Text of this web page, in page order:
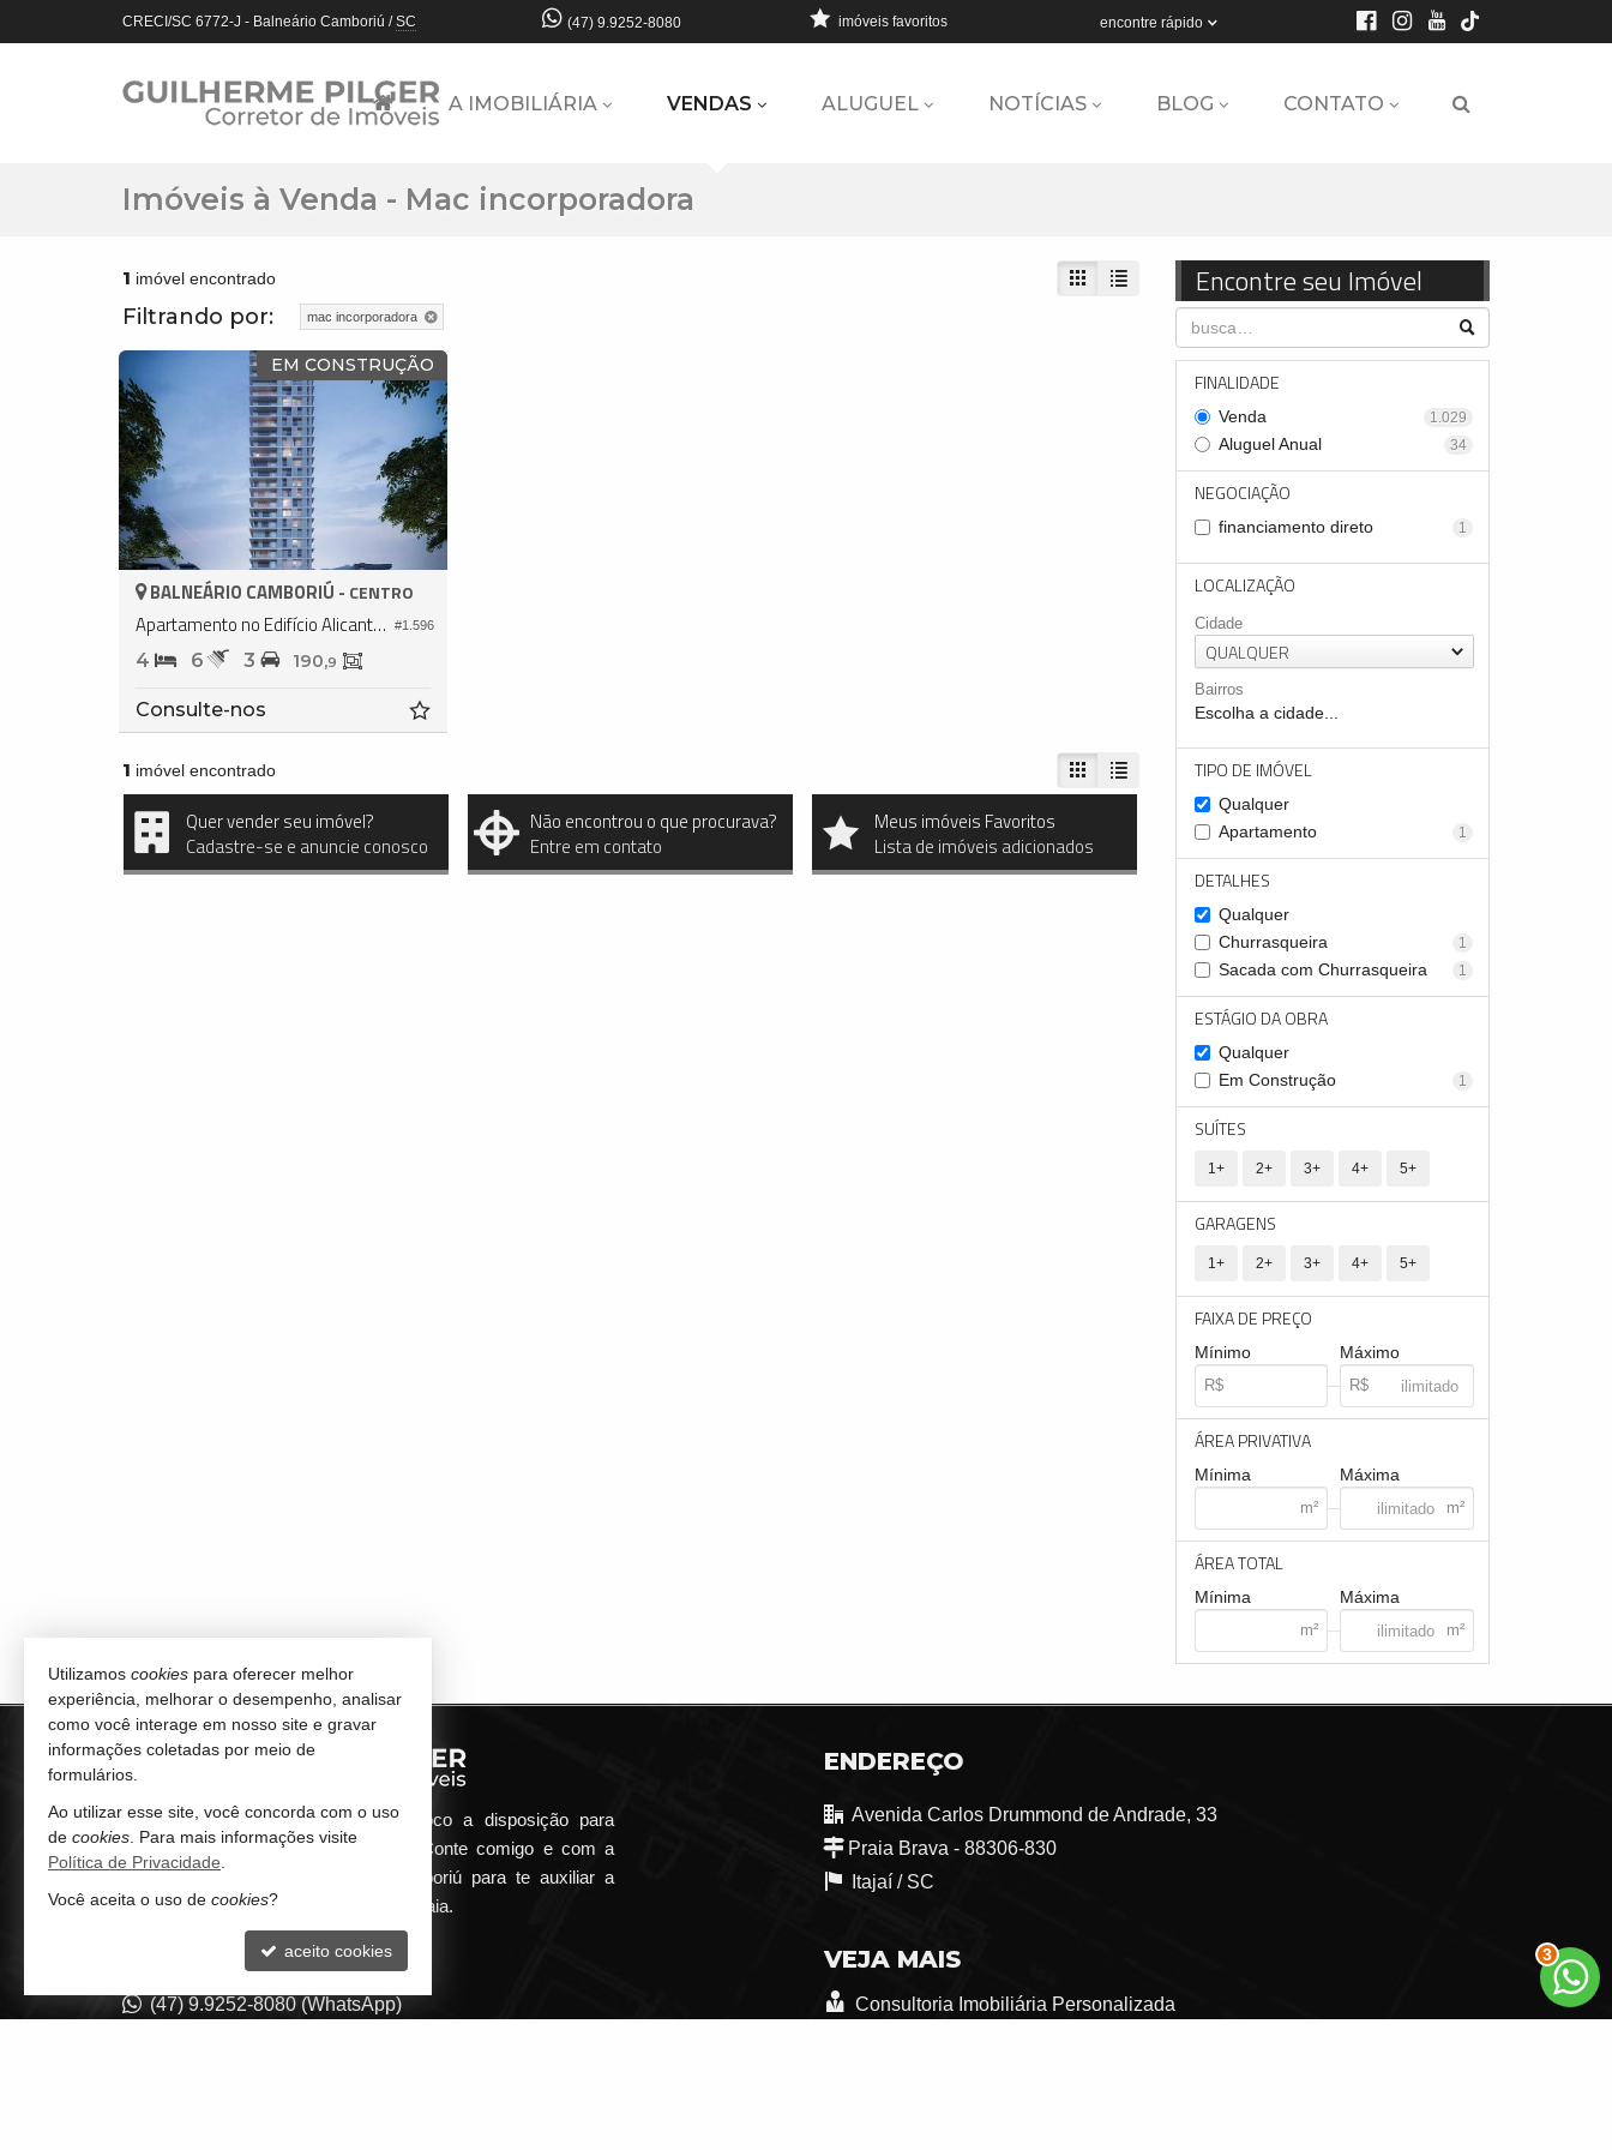
CRECI/SC 6772-J - Balneário Camboriú /SC (47) 9.9252-8080 encontre rápido
imóveis favoritos
A IMOBILIÁRIA VENDAS ALUGUEL NOTÍCIAS BLOG CONTATO
Imóveis à Venda - Mac incorporadora
Encontre seu Imóvel
FINALIDADE
Venda 1.029
Aluguel Anual 34
NEGOCIAÇÃO
financiamento direto 1
LOCALIZAÇÃO
Cidade
QUALQUER
Bairros
Escolha a cidade...
TIPO DE IMÓVEL
Qualquer
Apartamento
1
DETALHES
Qualquer
Churrasqueira
1
Sacada com Churrasqueira 1
ESTÁGIO DA OBRA
Qualquer
Em Construção
1
SUÍTES
1+ 2+ 3+ 4+ 5+
GARAGENS
1+ 2+ 3+ 4+ 5+
FAIXA DE PREÇO
Mínimo Máximo
ÁREA PRIVATIVA
Mínima Máxima
ÁREA TOTAL
Mínima Máxima
1 imóvel encontrado
Filtrando por: mac incorporadora
EM CONSTRUÇÃO
#1.596
BALNEÁRIO CAMBORIÚ - CENTRO
Apartamento no Edifício Alicante Casa
4 6 3 190,9
Consulte-nos
1 imóvel encontrado
Quer vender seu imóvel?
Cadastre-se e anuncie conosco
Não encontrou o que procurava?
Entre em contato
Meus imóveis Favoritos
Lista de imóveis adicionados
Qualquer dúvida que surgir me coloco a disposição para
atender de maneira ágil e eficiente. Conte comigo e com a
minha imobiliária em Balneário Camboriú para te auxiliar a
encontrar o seu imóvel ideal aqui na Praia.
ENDEREÇO
Avenida Carlos Drummond de Andrade, 33
Praia Brava - 88306-830
Itajaí / SC
(47) 9.9252-8080 (WhatsApp)
VEJA MAIS
Consultoria Imobiliária Personalizada
3
Utilizamos cookies para oferecer melhor
experiência, melhorar o desempenho, analisar
como você interage em nosso site e gravar
informações coletadas por meio de
formulários.
Ao utilizar esse site, você concorda com o uso
de cookies . Para mais informações visite
Política de Privacidade
Você aceita o uso de cookies?
aceito cookies